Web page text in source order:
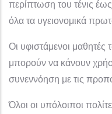
περίπτωση του τένις
όλα τα υγειονομικά
Οι υφιστάμενοι μαθητές
μπορούν να κάνουν
συνεννόηση με τις
Όλοι οι υπόλοιποι